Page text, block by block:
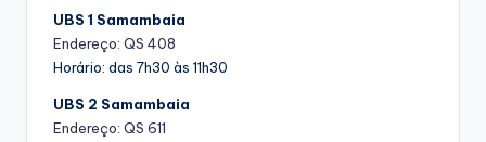
UBS 1 Samambaia
Endereço: QS 408
Horário: das 7h30 às 11h30
UBS 2 Samambaia
Endereço: QS 611